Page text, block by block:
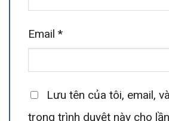
Email *
Lưu tên của tôi, email,
trong trình duyệt này cho